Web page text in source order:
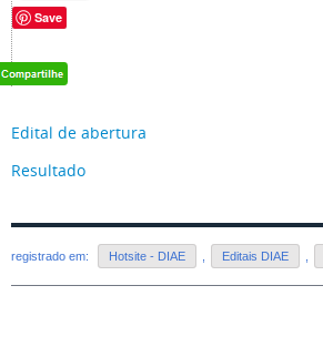
Save
Edital de abertura
Resultado
registrado em: Hotsite - DIAE Editais DIAE